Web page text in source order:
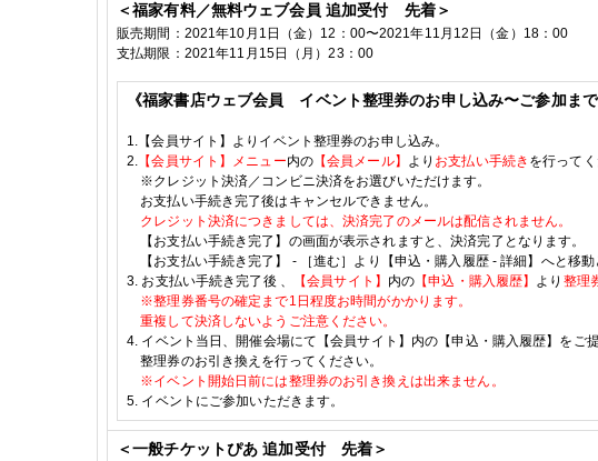
＜福家有料／無料ウェブ会員 追加受付先着＞
販売期間： 2021年10 月1 日（金） 12 ： 00〜2021年11 月12 日（金） 18：00
支払期限： 2021年11月15日（月）23： 00
《福家書店ウェブ会員 イベント整理券のお申し込み〜ご参加まで
1. 【会員サイト】よりイベント整理券のお申し込み。
2. 【会員サイト】メニュー内の【会員メール】 より お支払い手続き を行ってく
※クレジット決済／コンビニ決済をお選びいただけます。
お支払い手続き完了後はキャンセルできません。
クレジット決済につきましては、決済完了のメールは配信されません。
【お支払い手続き完了】の画面が表示されますと、決済完了となります。
【お支払い手続き完了】
- ［進む］より【申込・購入履歴-詳細】へと移動
3. お支払い手続き完了後 、 【会員サイト】 内の 【申込・購入履歴】 より 整理
※整理券番号の確定まで1 日程度お時間がかかります。
重複して決済しないようご注意ください。
4. イベント当日、開催会場にて【会員サイト】内の【申込・購入履歴】をご提
整理券のお引き換えを行ってください。
※イベント開始日前には整理券のお引き換えは出来ません。
5. イベントにご参加いただきます。
＜一般チケットぴあ 追加受付 先着＞